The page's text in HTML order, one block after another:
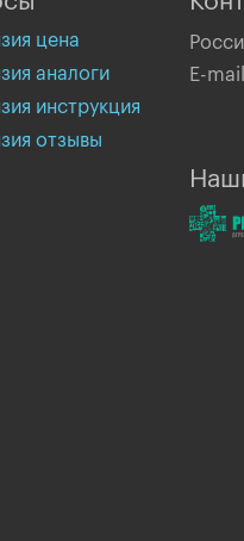
цена
аналоги
инструкция
отзывы
E-